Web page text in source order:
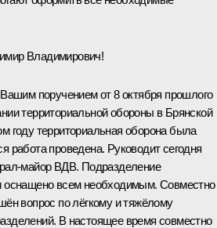
Владимирович!
поручением от 8 октября прошлого
территориальной обороны в Брянской
году территориальная оборона была
работа проведена. Руководит сегодня
майор ВДВ. Подразделение
оснащено всем необходимым. Совместно
вопрос по лёгкому и тяжёлому
В настоящее время совместно